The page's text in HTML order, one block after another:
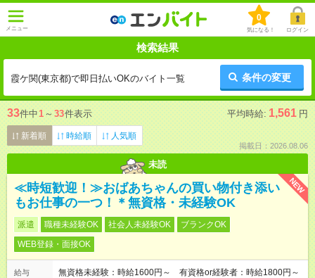
メニュー
0
気になる！ ログイン
検索結果
霞ケ関(東京都)で即日払いOKのバイト一覧 条件の変更
33件中1 ～ 33件表示 平均時給: 1,561 円
新着順 時給順 人気順
掲載日：2026.08.06
未読
NEW
≪時短歓迎！≫おばあちゃんの買い物付き添い
もお仕事の一つ！＊無資格・未経験OK
派遣 職種未経験OK 社会人未経験OK
ブランクOK
WEB登録・面接OK
給与
無資格未経験：時給1600円～ 有資格or経験者：時給1800円～